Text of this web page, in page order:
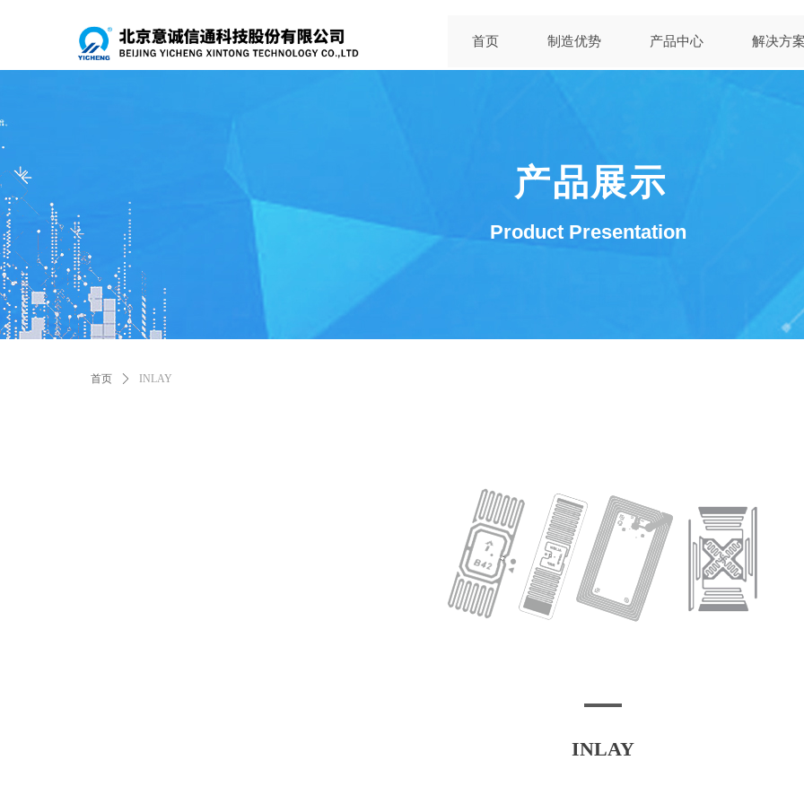
首页 制造优势 产品中心 解决方
首页 ꄲ INLAY
INLAY
产品展示
Product Presentation